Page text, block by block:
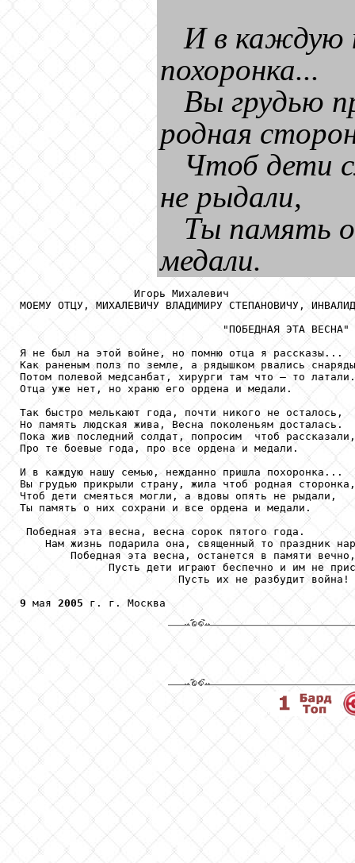
И в каждую
похоронка...
Вы грудью
родная
Чтоб дети
не рыдали,
Ты память о
медали.
                  Игорь Михалевич
МОЕМУ ОТЦУ, МИХАЛЕВИЧУ ВЛАДИМИРУ СТЕПАНОВИЧУ,
                                "ПОБЕДНАЯ ЭТА ВЕСНА"
Я не был на этой войне, но помню отца я рассказы...
Как раненым полз по земле, а рядышком рвались
Потом полевой медсанбат, хирурги там что – то
Отца уже нет, но храню его ордена и медали.
Так быстро мелькают года, почти никого не осталось,
Но память людская жива, Весна поколеньям досталась.
Пока жив последний солдат, попросим  чтоб рассказали,
Про те боевые года, про все ордена и медали.
И в каждую нашу семью, нежданно пришла похоронка...
Вы грудью прикрыли страну, жила чтоб родная сторонка,
Чтоб дети смеяться могли, а вдовы опять не рыдали,
Ты память о них сохрани и все ордена и медали.
Победная эта весна, весна сорок пятого года.
Нам жизнь подарила она, священный то праздник
        Победная эта весна, останется в памяти вечно,
Пусть дети играют беспечно и им не
                         Пусть их не разбудит война!
9 мая 2005